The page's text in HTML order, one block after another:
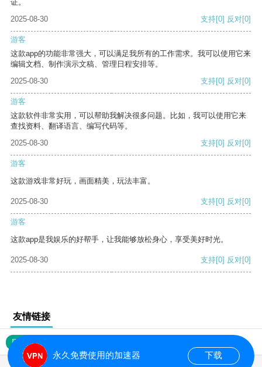
证。
2025-08-30
支持[0] 反对[0]
游客
这款app的功能非常强大，可以满足我所有的工作需求。我可以使用它来
编辑文档、制作演示文稿、管理日程安排等。
2025-08-30
支持[0] 反对[0]
游客
这款软件非常实用，可以帮助我解决很多问题。比如，我可以使用它来
查找资料、翻译语言、编写代码等。
2025-08-30
支持[0] 反对[0]
游客
这款游戏非常好玩，画面精美，玩法丰富。
2025-08-30 支持[0] 反对[0]
游客
这款app是我娱乐的好帮手，让我能够放松身心，享受美好时光。
2025-08-30 支持[0] 反对[0]
友情链接
网站地图
永久免费使用的加速器 下载